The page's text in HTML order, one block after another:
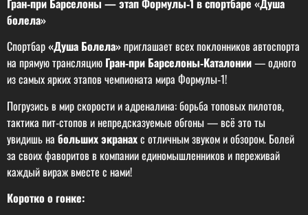
Гран‑при Барселоны — этап Формулы‑1 в спортбаре «Душа
болела»
Спортбар«Душа Болела»приглашает всех поклонников автоспорта
на прямую трансляцию Гран‑при Барселоны‑Каталонии— одного
из самых ярких этапов чемпионата мира Формулы‑1!
Погрузись в мир скорости и адреналина: борьба топовых пилотов,
тактика пит‑стопов и непредсказуемые обгоны — всё это ты
увидишь на больших экранахс отличным звуком и обзором. Болей
за своих фаворитов в компании единомышленников и переживай
каждый вираж вместе с нами!
Коротко о гонке: